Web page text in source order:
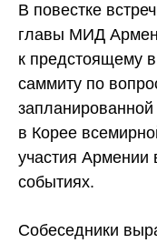
В повестке
главы МИД
к предстоящему
саммиту по
запланированной
в Корее
участия Армении
событиях.
Собеседники